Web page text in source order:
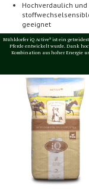
Hochverdaulich
geeignet
Mühldorfer iQ Active² ist ein
Pferde entwickelt wurde. Dank
Kombination aus hoher Energie